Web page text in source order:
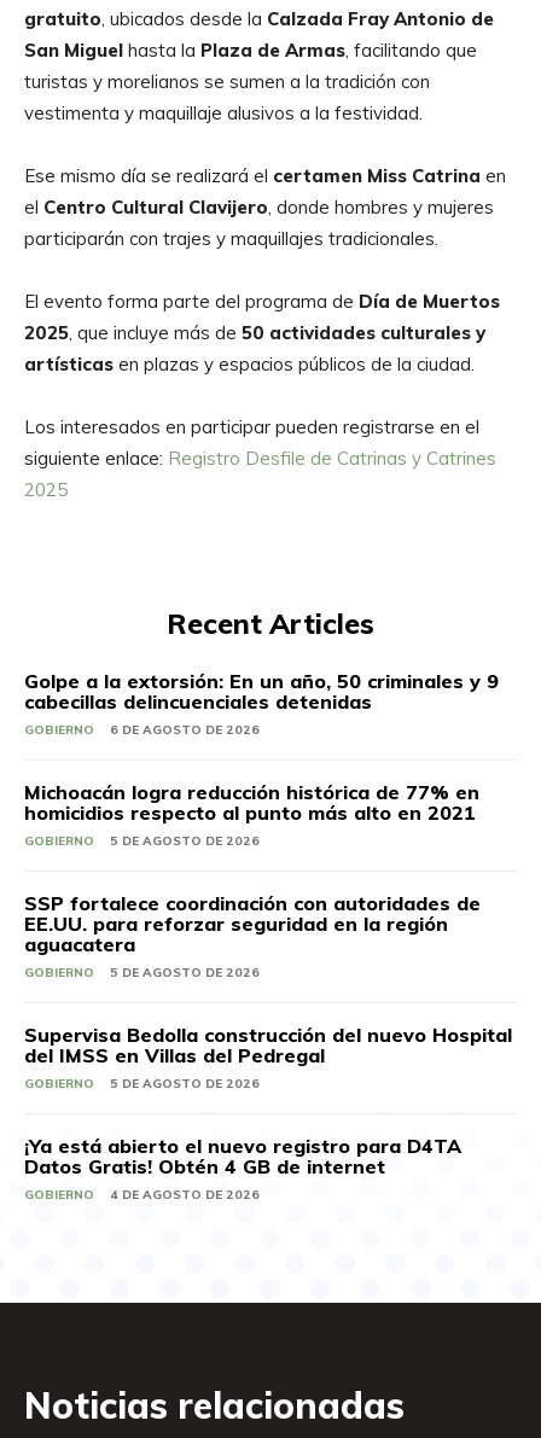
gratuito, ubicados desde la Calzada Fray Antonio de
San Miguel hasta la Plaza de Armas, facilitando que
turistas y morelianos se sumen a la tradición con
vestimenta y maquillaje alusivos a la festividad.
Ese mismo día se realizará el certamen Miss Catrina en
el Centro Cultural Clavijero, donde hombres y mujeres
participarán con trajes y maquillajes tradicionales.
El evento forma parte del programa de Día de Muertos
2025, que incluye más de 50 actividades culturales y
artísticas en plazas y espacios públicos de la ciudad.
Los interesados en participar pueden registrarse en el
siguiente enlace: Registro Desfile de Catrinas y Catrines
2025
Recent Articles
Golpe a la extorsión: En un año, 50 criminales y 9
cabecillas delincuenciales detenidas
GOBIERNO 6 DE AGOSTO DE 2026
Michoacán logra reducción histórica de 77% en
homicidios respecto al punto más alto en 2021
GOBIERNO 5 DE AGOSTO DE 2026
SSP fortalece coordinación con autoridades de
EE.UU. para reforzar seguridad en la región
aguacatera
GOBIERNO 5 DE AGOSTO DE 2026
Supervisa Bedolla construcción del nuevo Hospital
del IMSS en Villas del Pedregal
GOBIERNO 5 DE AGOSTO DE 2026
¡Ya está abierto el nuevo registro para D4TA
Datos Gratis! Obtén 4 GB de internet
GOBIERNO 4 DE AGOSTO DE 2026
Noticias relacionadas